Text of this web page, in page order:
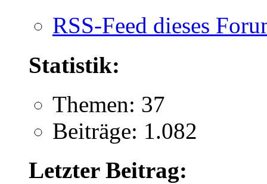
RSS-Feed dieses
Statistik:
Themen: 37
Beiträge: 1.082
Letzter Beitrag: